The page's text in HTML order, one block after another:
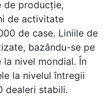
de producție,
de activitate
de case. Liniile de
bazându-se pe
nivel mondial. În
la nivelul întregii
dealeri stabili.